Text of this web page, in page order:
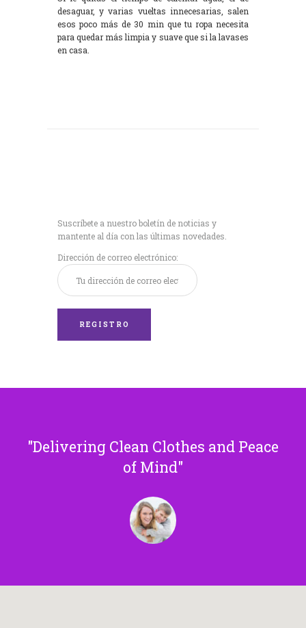
desaguar, y varias vueltas innecesarias, salen
esos poco más de 30 min que tu ropa necesita
para quedar más limpia y suave que si la lavases
en casa.
Suscríbete a nuestro boletín de noticias y
mantente al día con las últimas novedades.
Dirección de correo electrónico:
Delivering Clean Clothes and Peace
of Mind